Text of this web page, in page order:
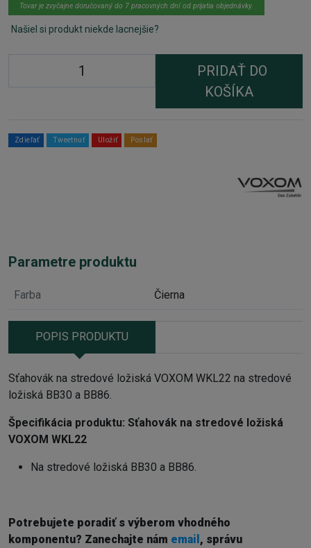
Tovar je zvyčajne doručovaný do 7 pracovných dní od prijatia objednávky.
Našiel si produkt niekde lacnejšie?
PRIDAŤ DO
KOŠÍKA
Zdieľať Tweetnuť Uložiť Poslať
Parametre produktu
Farba Čierna
POPIS PRODUKTU
Sťahovák na stredové ložiská VOXOM WKL22 na stredové
ložiská BB30 a BB86.
Špecifikácia produktu: Sťahovák na stredové ložiská
VOXOM WKL22
Na stredové ložiská BB30 a BB86.
Potrebujete poradiť s výberom vhodného
komponentu? Zanechajte nám email , správu